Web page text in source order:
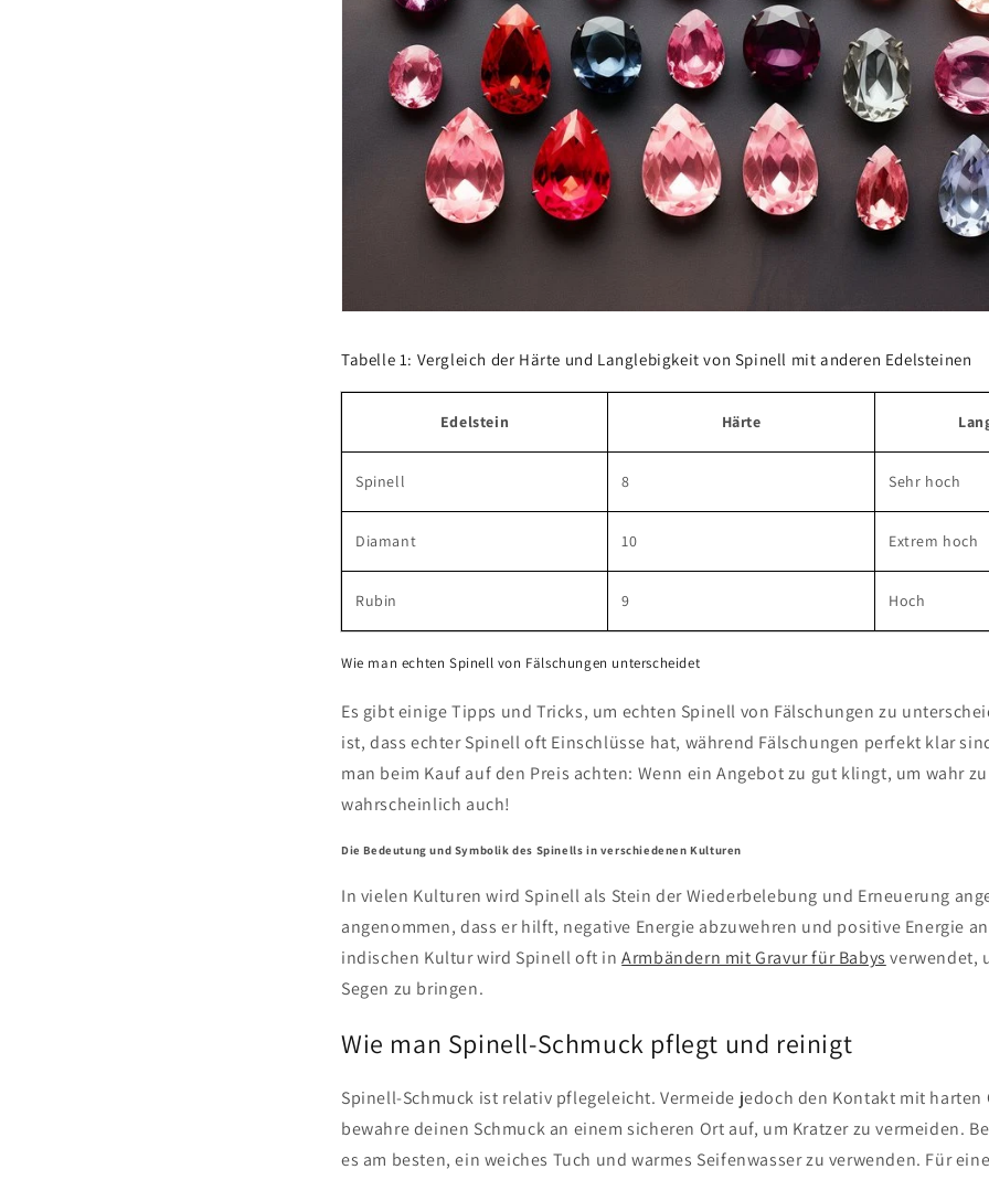
Tabelle 1: Vergleich der Härte und Langlebigkeit von Spinell mit anderen Edelsteinen
Edelstein Härte
Spinell 8 Sehr hoch
Diamant 10 Extrem hoch
Rubin 9 Hoch
Wie man echten Spinell von Fälschungen unterscheidet
Es gibt einige Tipps und Tricks, um echten Spinell von Fälschungen zu
ist, dass echter Spinell oft Einschlüsse hat, während Fälschungen perfekt klar
man beim Kauf auf den Preis achten: Wenn ein Angebot zu gut klingt, um wahr
wahrscheinlich auch!
Die Bedeutung und Symbolik des Spinells in verschiedenen Kulturen
In vielen Kulturen wird Spinell als Stein der Wiederbelebung und Erneuerung
angenommen, dass er hilft, negative Energie abzuwehren und positive Energie
indischen Kultur wird Spinell oft inArmbändern mit Gravur für Babys verwendet,
Segen zu bringen.
Wie man Spinell-Schmuck pflegt und reinigt
Spinell-Schmuck ist relativ pflegeleicht. Vermeide jedoch den Kontakt mit
bewahre deinen Schmuck an einem sicheren Ort auf, um Kratzer zu vermeiden.
es am besten, ein weiches Tuch und warmes Seifenwasser zu verwenden. Für